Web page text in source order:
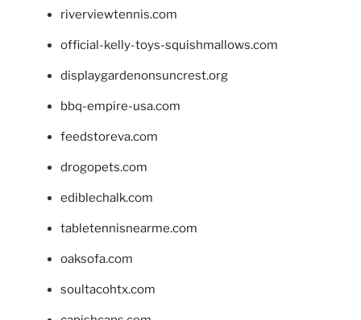
riverviewtennis.com
official-kelly-toys-squishmallows.com
displaygardenonsuncrest.org
bbq-empire-usa.com
feedstoreva.com
drogopets.com
ediblechalk.com
tabletennisnearme.com
oaksofa.com
soultacohtx.com